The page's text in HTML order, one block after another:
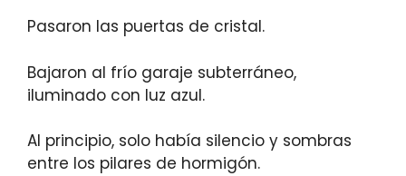
Pasaron las puertas de cristal.
Bajaron al frío garaje subterráneo,
iluminado con luz azul.
Al principio, solo había silencio y sombras
entre los pilares de hormigón.